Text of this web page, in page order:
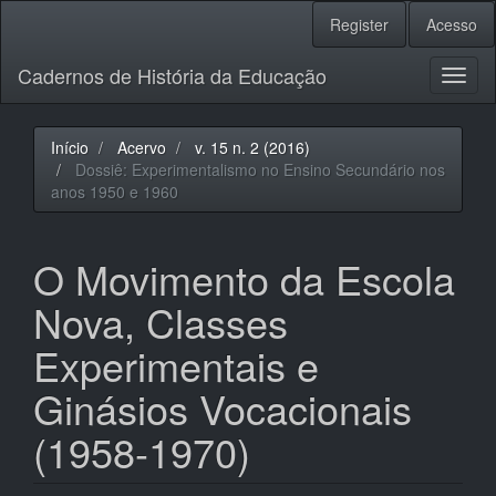
principal
Barra
Lateral
Register Acesso
Cadernos de História da Educação
Início Acervo
v. 15 n. 2 (2016)
Dossiê: Experimentalismo no Ensino Secundário nos
anos 1950 e 1960
O Movimento da Escola
Nova, Classes
Experimentais e
Ginásios Vocacionais
(1958-1970)